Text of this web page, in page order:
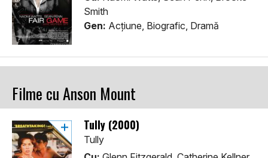
Smith
Gen: Acţiune, Biografic, Dramă
Filme cu Anson Mount
Tully (2000)
Tully